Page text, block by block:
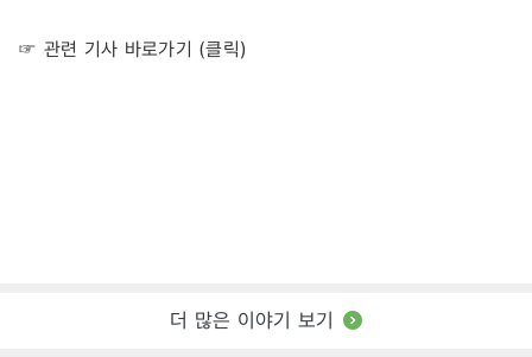
☞ 관련 기사 바로가기 (클릭)
더 많은 이야기 보기